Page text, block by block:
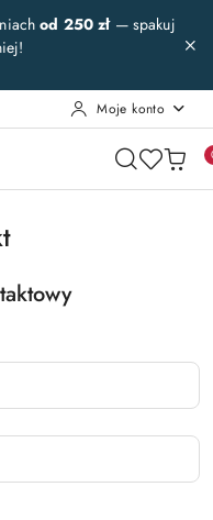
od 250 zł— spakuj
Moje konto